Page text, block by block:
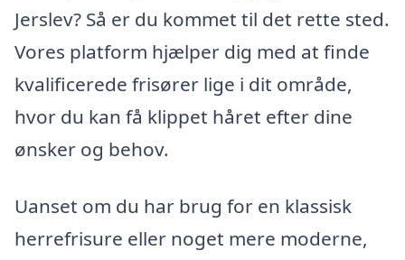
Jerslev? Så er du kommet til det rette sted.
Vores platform hjælper dig med at finde
kvalificerede frisører lige i dit område,
hvor du kan få klippet håret efter dine
ønsker og behov.
Uanset om du har brug for en klassisk
herrefrisure eller noget mere moderne,